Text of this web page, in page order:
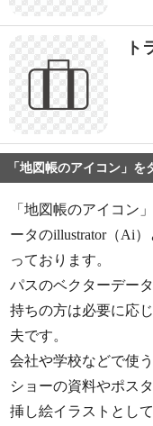
ト
「地図帳のアイコン」を
「地図帳のアイコン
ータのillustrator（Ai
っております。
パスのベクターデー
持ちの方は必要に応
夫です。
会社や学校などで使
ショーの資料やポス
挿し絵イラストとし